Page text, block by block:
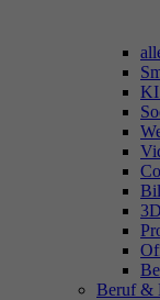
KI
Beruf &